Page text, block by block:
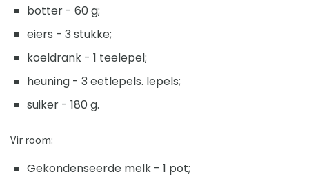
botter - 60 g;
eiers - 3 stukke;
koeldrank - 1 teelepel;
heuning - 3 eetlepels. lepels;
suiker - 180 g.
Vir room:
Gekondenseerde melk - 1 pot;